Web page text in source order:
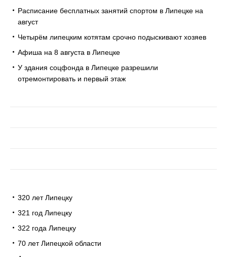
Расписание бесплатных занятий спортом в Липецке на
август
Четырём липецким котятам срочно подыскивают хозяев
Афиша на 8 августа в Липецке
У здания соцфонда в Липецке разрешили
отремонтировать и первый этаж
320 лет Липецку
321 год Липецку
322 года Липецку
70 лет Липецкой области